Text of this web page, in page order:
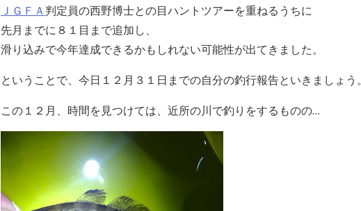
ＪＧＦＡ判定員の西野博士との目ハントツアーを重ねるうちに
先月までに８１目まで追加し、
滑り込みで今年達成できるかもしれない可能性が出てきました。
ということで、今日１２月３１日までの自分の釣行報告といきましょう。
この１２月、時間を見つけては、近所の川で釣りをするものの…